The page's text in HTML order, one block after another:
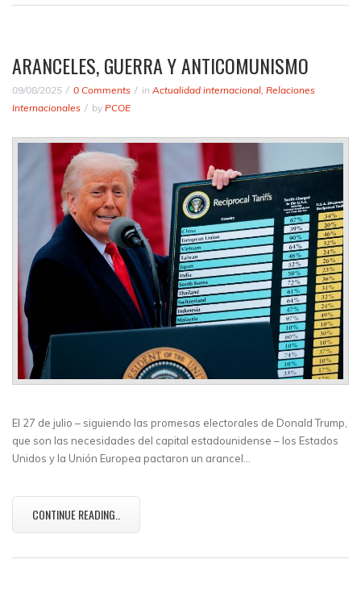
ARANCELES, GUERRA Y ANTICOMUNISMO
09/08/2025 0 Comments in Actualidad internacional, Relaciones
Internacionales
by PCOE
El 27 de julio – siguiendo las promesas electorales de Donald Trump,
que son las necesidades del capital estadounidense – los Estados
Unidos y la Unión Europea pactaron un arancel…
CONTINUE READING..